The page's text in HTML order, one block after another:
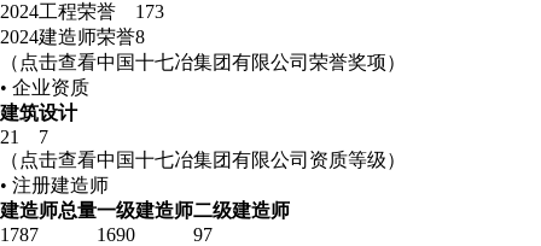
2024工程荣誉
173
2024建造师荣誉8
（点击查看中国十七冶集团有限公司荣誉奖项）
• 企业资质
建筑设计
21
7
（点击查看中国十七冶集团有限公司资质等级）
• 注册建造师
建造师总量一级建造师二级建造师
1787
1690
97